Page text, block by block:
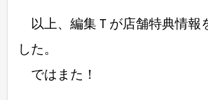
以上、編集Ｔが店舗特典情報
した。
ではまた！